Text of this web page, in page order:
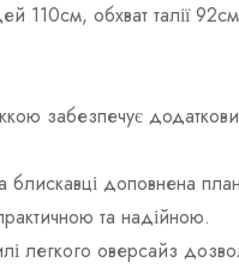
110см, обхват талії
забезпечує
блискавці доповнена
та надійною.
легкого оверсайз